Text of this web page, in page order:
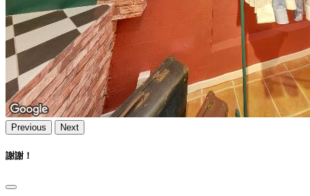
Previous Next
謝謝！